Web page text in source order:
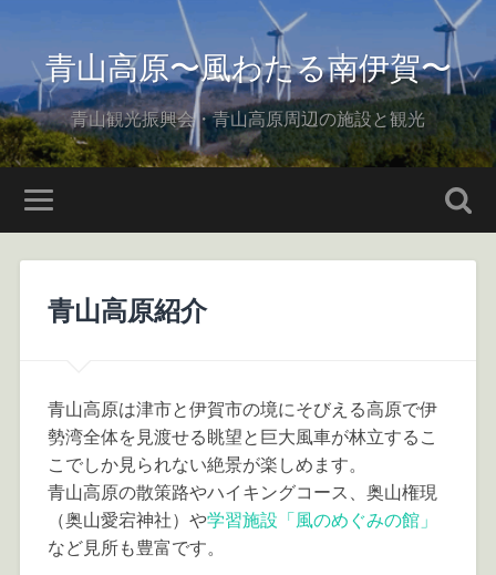
青山高原〜風わたる南伊賀〜
青山観光振興会・青山高原周辺の施設と観光
青山高原紹介
青山高原は津市と伊賀市の境にそびえる高原で伊
勢湾全体を見渡せる眺望と巨大風車が林立するこ
こでしか見られない絶景が楽しめます。
青山高原の散策路やハイキングコース、奥山権現
（奥山愛宕神社）や学習施設「風のめぐみの館」
など見所も豊富です。